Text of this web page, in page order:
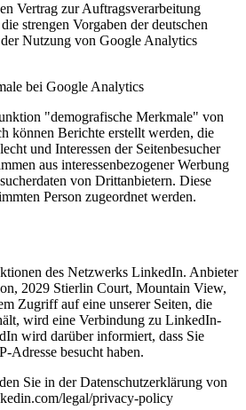
Vertrag zur Auftragsverarbeitung
strengen Vorgaben der deutschen
Nutzung von Google Analytics
bei Google Analytics
"demografische Merkmale" von
können Berichte erstellt werden, die
und Interessen der Seitenbesucher
aus interessenbezogener Werbung
von Drittanbietern. Diese
Person zugeordnet werden.
des Netzwerks LinkedIn. Anbieter
2029 Stierlin Court, Mountain View,
Zugriff auf eine unserer Seiten, die
wird eine Verbindung zu LinkedIn-
wird darüber informiert, dass Sie
Adresse besucht haben.
Sie in der Datenschutzerklärung von
legal/privacy-policy